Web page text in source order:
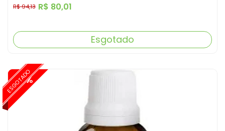
R$ 80,01
R$ 94,13
Esgotado
ESGOTADO
-15%